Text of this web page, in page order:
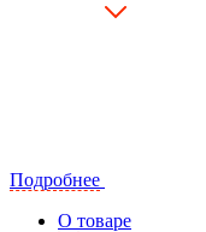
Подробнее
О товаре